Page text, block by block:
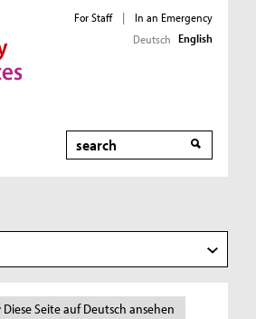
For Staff |
In an Emergency
Deutsch English
Search
Diese Seite auf Deutsch ansehen